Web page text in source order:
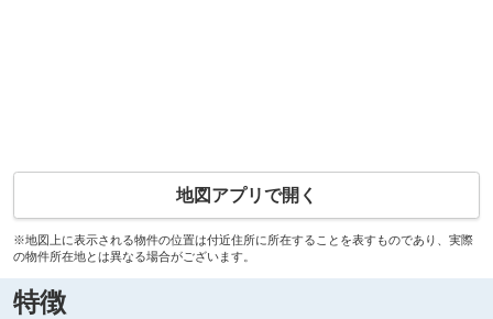
地図アプリで開く
※地図上に表示される物件の位置は付近住所に所在することを表すものであり、実際
の物件所在地とは異なる場合がございます。
特徴